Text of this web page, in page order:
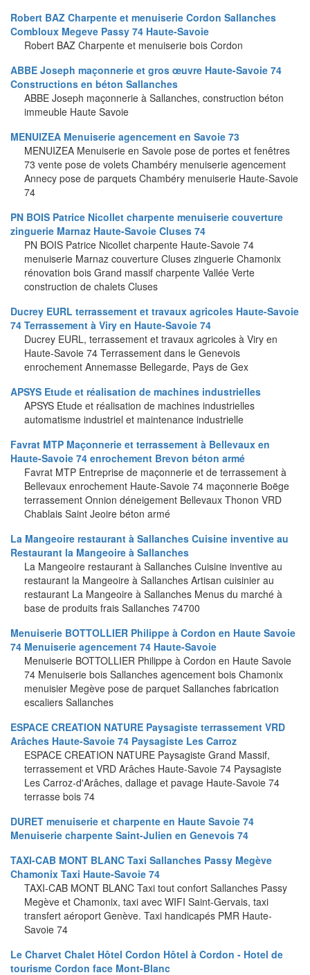
Robert BAZ Charpente et menuiserie Cordon Sallanches
Combloux Megeve Passy 74 Haute-Savoie
Robert BAZ Charpente et menuiserie bois Cordon
ABBE Joseph maçonnerie et gros œuvre Haute-Savoie 74
Constructions en béton Sallanches
ABBE Joseph maçonnerie à Sallanches, construction béton
immeuble Haute Savoie
MENUIZEA Menuiserie agencement en Savoie 73
MENUIZEA Menuiserie en Savoie pose de portes et fenêtres
73 vente pose de volets Chambéry menuiserie agencement
Annecy pose de parquets Chambéry menuiserie Haute-Savoie
74
PN BOIS Patrice Nicollet charpente menuiserie couverture
zinguerie Marnaz Haute-Savoie Cluses 74
PN BOIS Patrice Nicollet charpente Haute-Savoie 74
menuiserie Marnaz couverture Cluses zinguerie Chamonix
rénovation bois Grand massif charpente Vallée Verte
construction de chalets Cluses
Ducrey EURL terrassement et travaux agricoles Haute-Savoie
74 Terrassement à Viry en Haute-Savoie 74
Ducrey EURL, terrassement et travaux agricoles à Viry en
Haute-Savoie 74 Terrassement dans le Genevois
enrochement Annemasse Bellegarde, Pays de Gex
APSYS Etude et réalisation de machines industrielles
APSYS Etude et réalisation de machines industrielles
automatisme industriel et maintenance industrielle
Favrat MTP Maçonnerie et terrassement à Bellevaux en
Haute-Savoie 74 enrochement Brevon béton armé
Favrat MTP Entreprise de maçonnerie et de terrassement à
Bellevaux enrochement Haute-Savoie 74 maçonnerie Boëge
terrassement Onnion déneigement Bellevaux Thonon VRD
Chablais Saint Jeoire béton armé
La Mangeoire restaurant à Sallanches Cuisine inventive au
Restaurant la Mangeoire à Sallanches
La Mangeoire restaurant à Sallanches Cuisine inventive au
restaurant la Mangeoire à Sallanches Artisan cuisinier au
restaurant La Mangeoire à Sallanches Menus du marché à
base de produits frais Sallanches 74700
Menuiserie BOTTOLLIER Philippe à Cordon en Haute Savoie
74 Menuiserie agencement 74 Haute-Savoie
Menuiserie BOTTOLLIER Philippe à Cordon en Haute Savoie
74 Menuiserie bois Sallanches agencement bois Chamonix
menuisier Megève pose de parquet Sallanches fabrication
escaliers Sallanches
ESPACE CREATION NATURE Paysagiste terrassement VRD
Arâches Haute-Savoie 74 Paysagiste Les Carroz
ESPACE CREATION NATURE Paysagiste Grand Massif,
terrassement et VRD Arâches Haute-Savoie 74 Paysagiste
Les Carroz-d'Arâches, dallage et pavage Haute-Savoie 74
terrasse bois 74
DURET menuiserie et charpente en Haute Savoie 74
Menuiserie charpente Saint-Julien en Genevois 74
TAXI-CAB MONT BLANC Taxi Sallanches Passy Megève
Chamonix Taxi Haute-Savoie 74
TAXI-CAB MONT BLANC Taxi tout confort Sallanches Passy
Megève et Chamonix, taxi avec WIFI Saint-Gervais, taxi
transfert aéroport Genève. Taxi handicapés PMR Haute-
Savoie 74
Le Charvet Chalet Hôtel Cordon Hôtel à Cordon - Hotel de
tourisme Cordon face Mont-Blanc